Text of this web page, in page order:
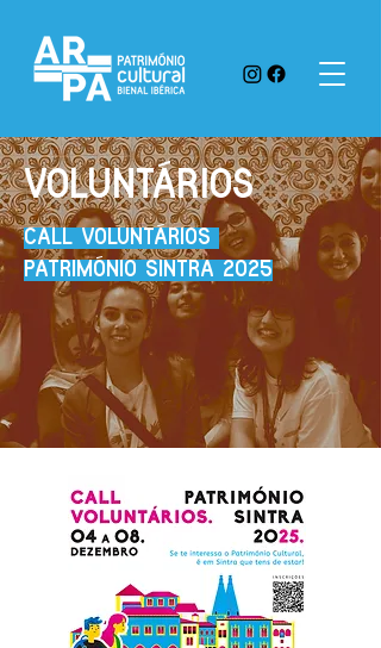
VOLUNTÁRIOS
CALL VOLUNTÁRIOS
PATRIMÓNIO SINTRA 2025